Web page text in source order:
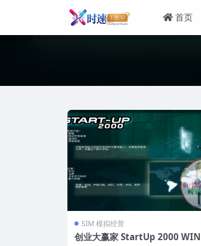
首页
SIM 模拟经营
创业大赢家 StartUp 2000 WIN